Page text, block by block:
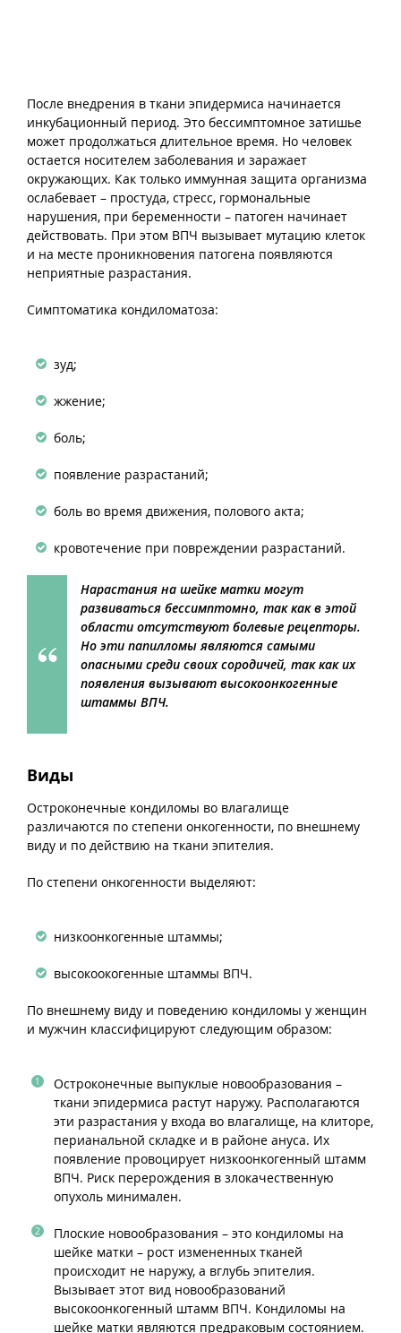
После внедрения в ткани эпидермиса начинается
инкубационный период. Это бессимптомное затишье
может продолжаться длительное время. Но человек
остается носителем заболевания и заражает
окружающих. Как только иммунная защита организма
ослабевает – простуда, стресс, гормональные
нарушения, при беременности – патоген начинает
действовать. При этом ВПЧ вызывает мутацию клеток
и на месте проникновения патогена появляются
неприятные разрастания.
Симптоматика кондиломатоза:
зуд;
жжение;
боль;
появление разрастаний;
боль во время движения, полового акта;
кровотечение при повреждении разрастаний.
Нарастания на шейке матки могут
развиваться бессимптомно, так как в этой
области отсутствуют болевые рецепторы.
Но эти папилломы являются самыми
опасными среди своих сородичей, так как их
появления вызывают высокоонкогенные
штаммы ВПЧ.
Виды
Остроконечные кондиломы во влагалище
различаются по степени онкогенности, по внешнему
виду и по действию на ткани эпителия.
По степени онкогенности выделяют:
низкоонкогенные штаммы;
высокоокогенные штаммы ВПЧ.
По внешнему виду и поведению кондиломы у женщин
и мужчин классифицируют следующим образом:
Остроконечные выпуклые новообразования –
ткани эпидермиса растут наружу. Располагаются
эти разрастания у входа во влагалище, на клиторе,
перианальной складке и в районе ануса. Их
появление провоцирует низкоонкогенный штамм
ВПЧ. Риск перерождения в злокачественную
опухоль минимален.
Плоские новообразования – это кондиломы на
шейке матки – рост измененных тканей
происходит не наружу, а вглубь эпителия.
Вызывает этот вид новообразований
высокоонкогенный штамм ВПЧ. Кондиломы на
шейке матки являются предраковым состоянием.